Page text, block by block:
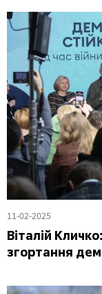
11-02-2025
Віталій
згортання